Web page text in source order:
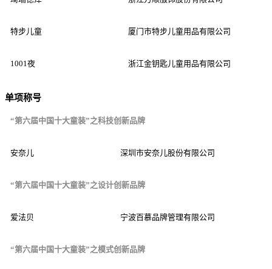
特步儿童 厦门市特步儿童用品有限公司
1001夜 浙江金钥匙儿童用品有限公司
单项称号
“第六届中国十大童装”之科技创新品牌
安奈儿 深圳市安奈儿股份有限公司
“第六届中国十大童装”之设计创新品牌
爱法贝 宁波百慕品牌管理有限公司
“第六届中国十大童装”之模式创新品牌